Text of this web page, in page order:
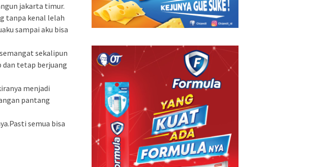
jakarta timur.
tanpa kenal lelah
sampai aku bisa
sekalipun
dan tetap berjuang
menjadi
pantang
semua bisa